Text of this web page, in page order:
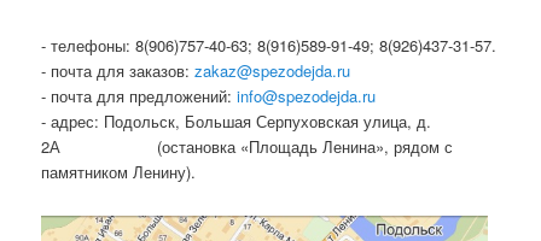
- телефоны: 8(906)757-40-63; 8(916)589-91-49; 8(926)437-31-57.
- почта для заказов:zakaz@spezodejda.ru
- почта для предложений:info@spezodejda.ru
- адрес: Подольск, Большая Серпуховская улица, д.
2А (остановка «Площадь Ленина», рядом с
памятником Ленину).